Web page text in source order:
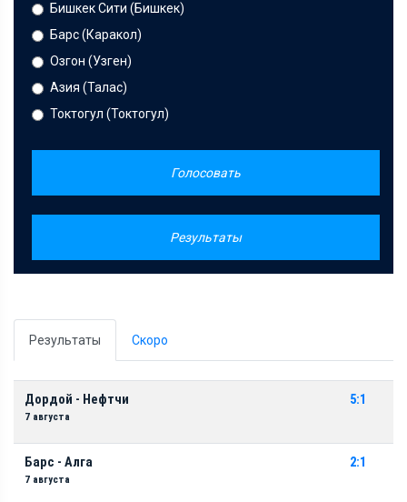
Бишкек Сити (Бишкек)
Барс (Каракол)
Озгон (Узген)
Азия (Талас)
Токтогул (Токтогул)
Голосовать
Результаты
Результаты Скоро
Дордой - Нефтчи
7 августа
5:1
Барс - Алга
7 августа
2:1